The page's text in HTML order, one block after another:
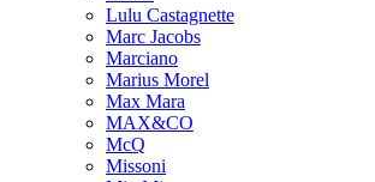
Lulu Castagnette
Marc Jacobs
Marciano
Marius Morel
Max Mara
MAX&CO
McQ
Missoni